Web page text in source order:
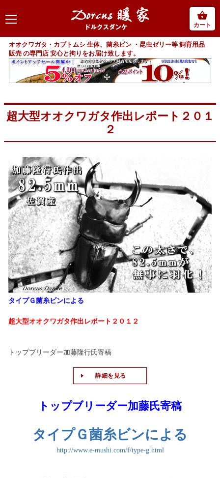
カート
オオクワガタ・カブトムシ 生体、菌糸ビン ・昆虫ゼリー等 飼育用品
販売 の専門店 安心と拘りをお届け致します。
超大型オオクワガタ作出レポート２０１
２
タイプＧ菌糸ビンによる
超大型オオクワガタ作出レポート２０１２
トップブリーダー加藤隆行氏寄稿
詳細を見る
トップブリーダー加藤氏寄稿
タイプＧ菌糸ビンによる
http://www.e-mushi.com/f/type-g.html